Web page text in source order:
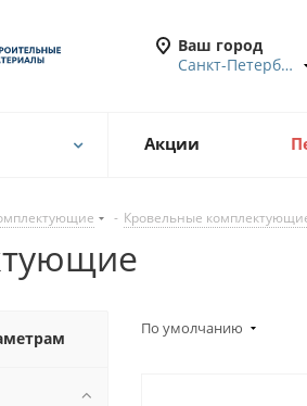
Ваш город
Санкт-Петербург
Акции
- Кровельные
По умолчанию